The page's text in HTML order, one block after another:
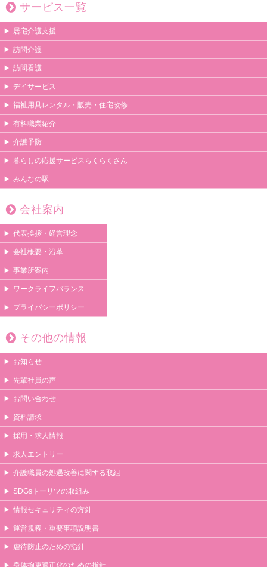
サービス一覧
居宅介護支援
訪問介護
訪問看護
デイサービス
福祉用具レンタル・販売・住宅改修
有料職業紹介
介護予防
暮らしの応援サービスらくらくさん
みんなの駅
会社案内
代表挨拶・経営理念
会社概要・沿革
事業所案内
ワークライフバランス
プライバシーポリシー
その他の情報
お知らせ
先輩社員の声
お問い合わせ
資料請求
採用・求人情報
求人エントリー
介護職員の処遇改善に関する取組
SDGsトーリツの取組み
情報セキュリティの方針
運営規程・重要事項説明書
虐待防止のための指針
身体拘束適正化のための指針